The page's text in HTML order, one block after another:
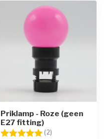
Priklamp - Roze (geen
E27 fitting)
Beoordeling: (2)